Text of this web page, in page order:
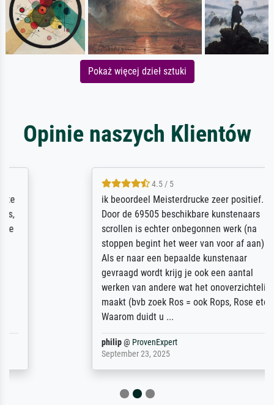
Pokaż więcej dzieł sztuki
Opinie naszych Klientów
4.5 / 5
ik beoordeel Meisterdrucke zeer positief.
Door de 69505 beschikbare kunstenaars
scrollen is echter onbegonnen werk (na
stoppen begint het weer van voor af aan).
Als er naar een bepaalde kunstenaar
gevraagd wordt krijg je ook een aantal
werken van andere wat het onoverzichtelijk
maakt (bvb zoek Ros = ook Rops, Rose etc).
Waarom duidt u ...
ProvenExpert
September 23, 2025